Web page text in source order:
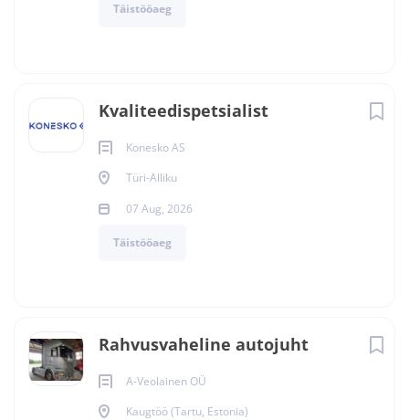
Täistööaeg
Kvaliteedispetsialist
Konesko AS
Türi-Alliku
07 Aug, 2026
Täistööaeg
Rahvusvaheline autojuht
A-Veolainen OÜ
Kaugtöö (Tartu, Estonia)